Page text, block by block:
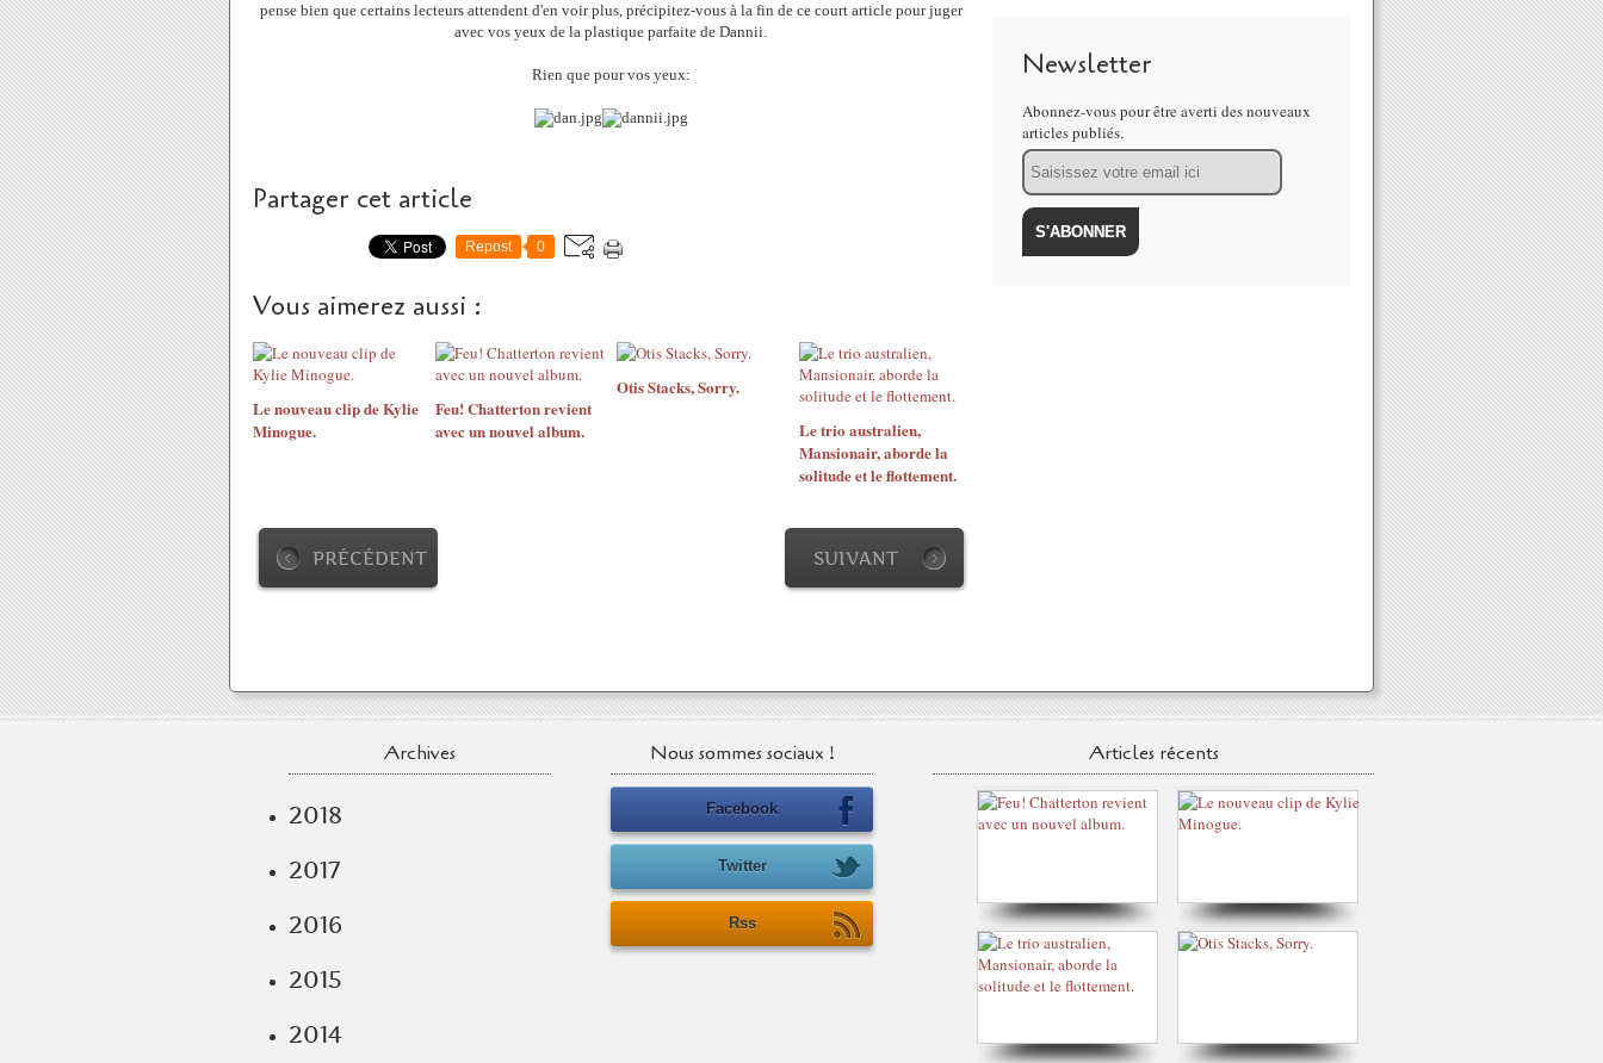
pense bien que certains lecteurs attendent d'en voir plus, précipitez-vous à la fin de ce court article pour juger
avec vos yeux de la plastique parfaite de Dannii.
Rien que pour vos yeux:
Partager cet article
Repost 0
Vous aimerez aussi :
Le nouveau clip de Kylie
Minogue.
Feu! Chatterton revient
avec un nouvel album.
Otis Stacks, Sorry.
Le trio australien,
Mansionair, aborde la
solitude et le flottement.
PRÉCÉDENT SUIVANT
Newsletter
Abonnez-vous pour être averti des nouveaux
articles publiés.
Email
Archives
2018
2017
2016
2015
2014
Nous sommes sociaux !
Facebook
Twitter
Rss
Articles récents